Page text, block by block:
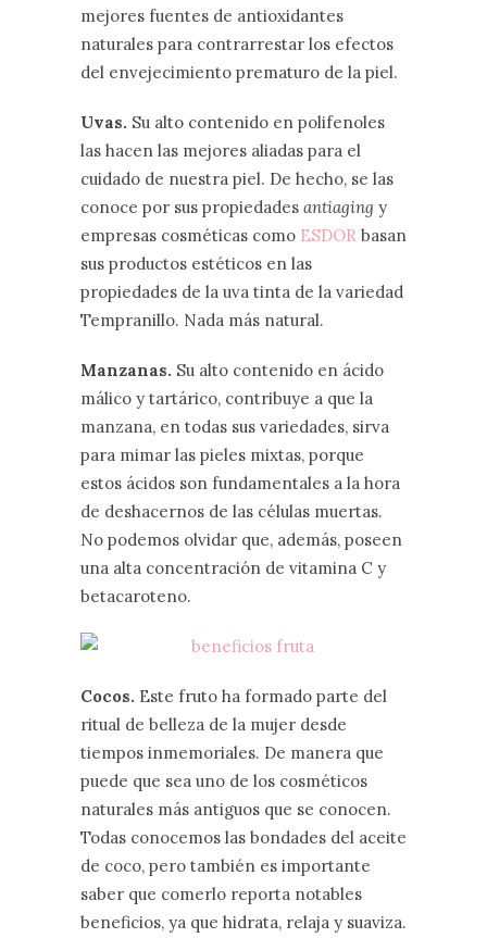
mejores fuentes de antioxidantes
naturales para contrarrestar los efectos
del envejecimiento prematuro de la piel.
Uvas. Su alto contenido en polifenoles
las hacen las mejores aliadas para el
cuidado de nuestra piel. De hecho, se las
conoce por sus propiedades antiaging y
empresas cosméticas como ESDOR basan
sus productos estéticos en las
propiedades de la uva tinta de la variedad
Tempranillo. Nada más natural.
Manzanas. Su alto contenido en ácido
málico y tartárico, contribuye a que la
manzana, en todas sus variedades, sirva
para mimar las pieles mixtas, porque
estos ácidos son fundamentales a la hora
de deshacernos de las células muertas.
No podemos olvidar que, además, poseen
una alta concentración de vitamina C y
betacaroteno.
Cocos. Este fruto ha formado parte del
ritual de belleza de la mujer desde
tiempos inmemoriales. De manera que
puede que sea uno de los cosméticos
naturales más antiguos que se conocen.
Todas conocemos las bondades del aceite
de coco, pero también es importante
saber que comerlo reporta notables
beneficios, ya que hidrata, relaja y suaviza.